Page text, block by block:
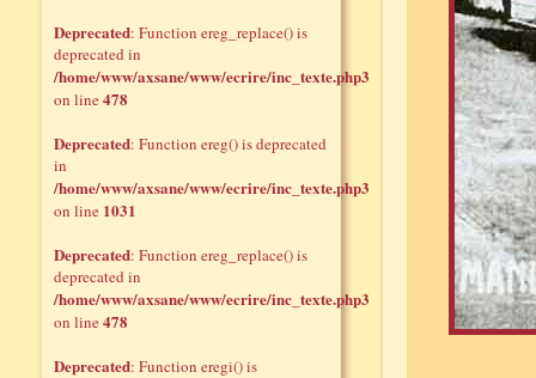
Deprecated: Function ereg_replace() is
deprecated in
/home/www/axsane/www/ecrire/inc_texte.php3
on line478
Deprecated: Function ereg() is deprecated
in
/home/www/axsane/www/ecrire/inc_texte.php3
on line 1031
Deprecated: Function ereg_replace() is
deprecated in
/home/www/axsane/www/ecrire/inc_texte.php3
on line478
Deprecated: Function eregi() is